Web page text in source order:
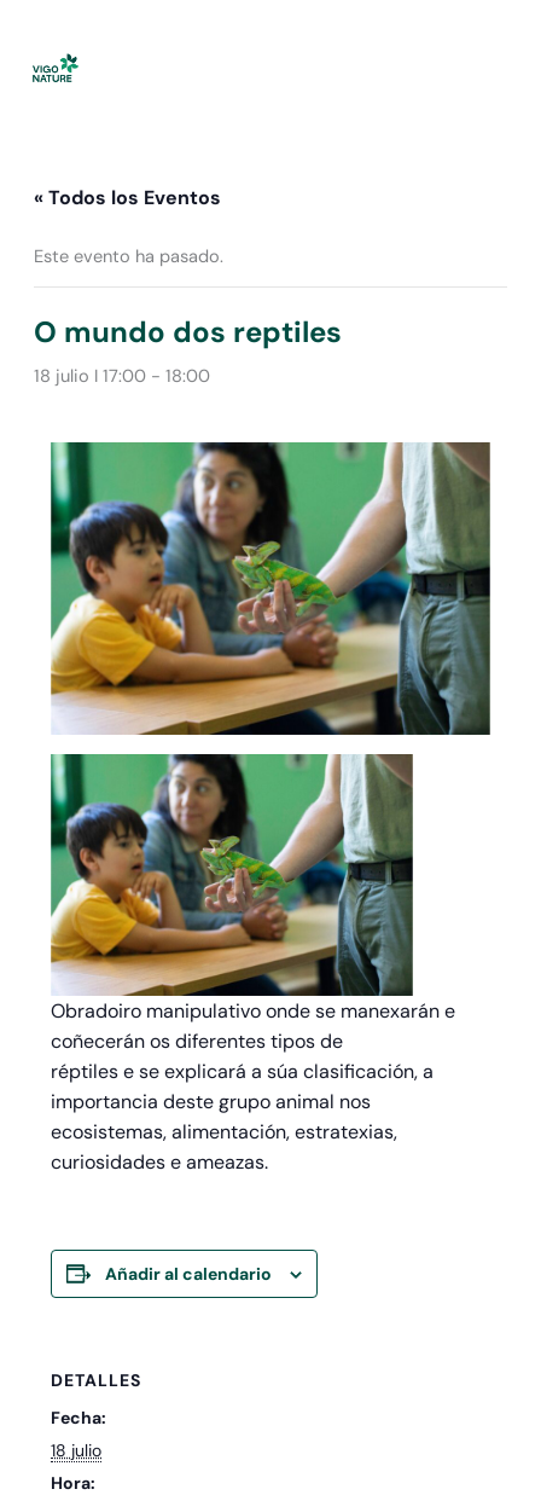
contenido
« Todos los Eventos
Este evento ha pasado.
O mundo dos reptiles
18 julio I 17:00- 18:00
Obradoiro manipulativo onde se manexarán e
coñecerán os diferentes tipos de
réptiles e se explicará a súa clasificación, a
importancia deste grupo animal nos
ecosistemas, alimentación, estratexias,
curiosidades e ameazas.
Añadir al calendario
DETALLES
Fecha:
18 julio
Hora: